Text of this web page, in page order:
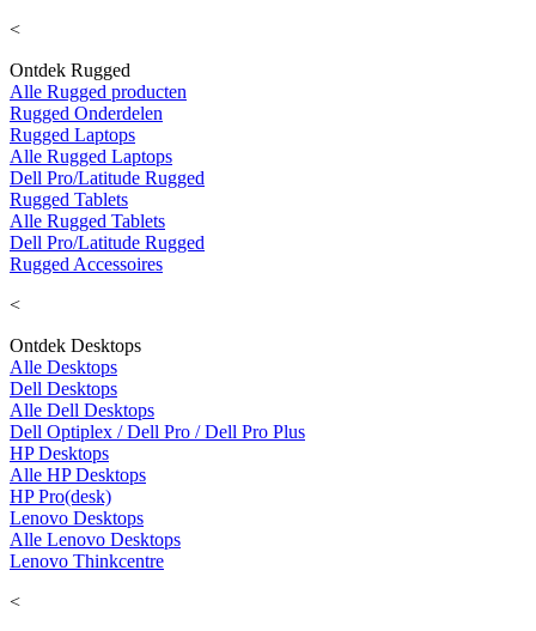
<
Ontdek Rugged
Alle Rugged producten
Rugged Onderdelen
Rugged Laptops
Alle Rugged Laptops
Dell Pro/Latitude Rugged
Rugged Tablets
Alle Rugged Tablets
Dell Pro/Latitude Rugged
Rugged Accessoires
<
Ontdek Desktops
Alle Desktops
Dell Desktops
Alle Dell Desktops
Dell Optiplex / Dell Pro / Dell Pro Plus
HP Desktops
Alle HP Desktops
HP Pro(desk)
Lenovo Desktops
Alle Lenovo Desktops
Lenovo Thinkcentre
<